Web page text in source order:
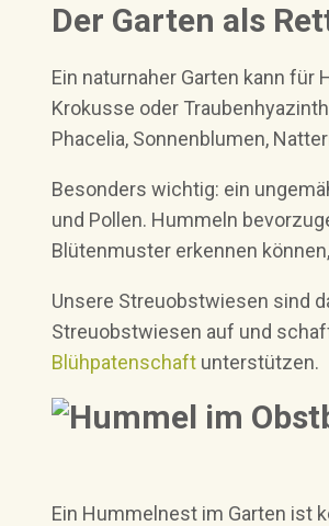
Der Garten als
Ein naturnaher Garten kann
Krokusse oder
Phacelia, Sonnenblumen,
Besonders wichtig: ein
und Pollen. Hummeln
Blütenmuster erkennen
Unsere Streuobstwiesen sind
Streuobstwiesen auf und
Blühpatenschaft unterstützen.
Ein Hummelnest im Garten ist